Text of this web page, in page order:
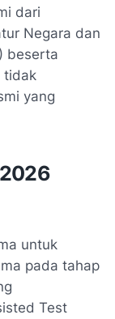
dari
Negara dan
beserta
tidak
yang
untuk
pada tahap
Test